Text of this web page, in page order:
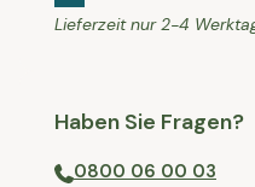
Lieferzeit nur 2-4
Haben Sie Fragen?
0800 06 00 03